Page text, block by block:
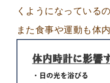
くようになっているの
また食事や運動も体